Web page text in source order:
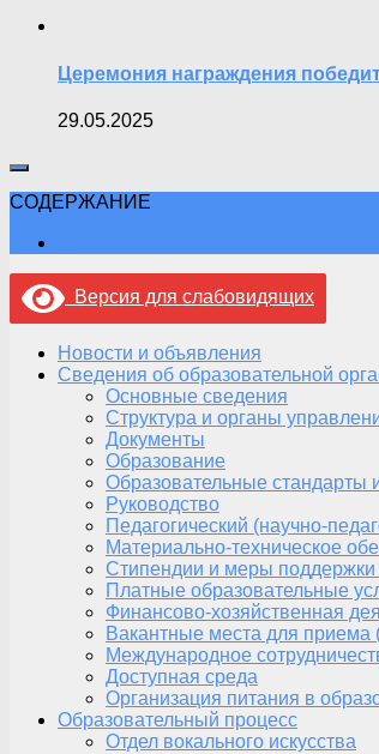
Церемония награждения
29.05.2025
СОДЕРЖАНИЕ
Версия для слабовидящих
Новости и объявления
Сведения об образовательной
Основные сведения
Структура и органы
Документы
Образование
Образовательные стандарты
Руководство
Педагогический (научно-
Материально-техническое
Стипендии и меры
Платные образовательные
Финансово-хозяйственная
Вакантные места для
Международное
Доступная среда
Организация питания в
Образовательный процесс
Отдел вокального искусства